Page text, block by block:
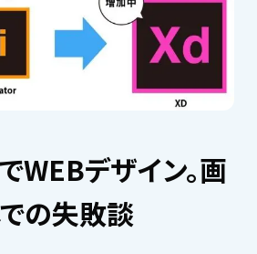
WEBデザイン。画
の失敗談